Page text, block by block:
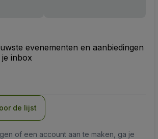
evenementen en aanbiedingen
inbox
de lijst
of een account aan te maken, ga je